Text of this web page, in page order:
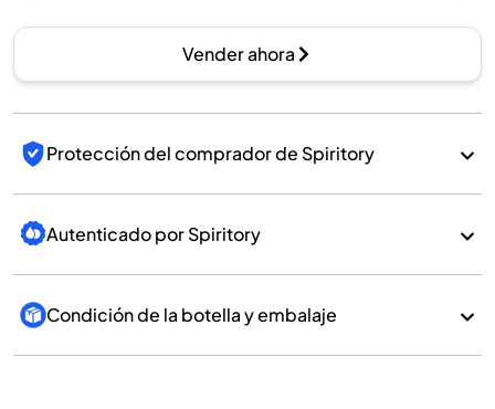
Vender ahora
Protección del comprador de Spiritory
Autenticado por Spiritory
Condición de la botella y embalaje